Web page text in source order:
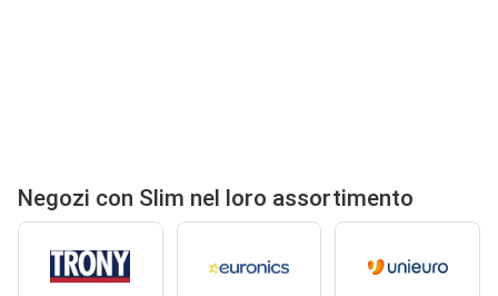
Negozi con Slim nel loro assortimento